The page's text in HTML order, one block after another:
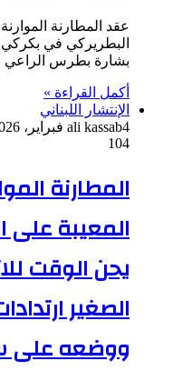
عقد المطارنة
البطريركي في بكركي،
بشارة بطرس الراعي
أكمل القراءة »
الإنتشار اللبناني
ali kassab4 فبراير، 2026
104
المطارنة
المعيبة على
يحن الوقت
الصغير
ووضعه على